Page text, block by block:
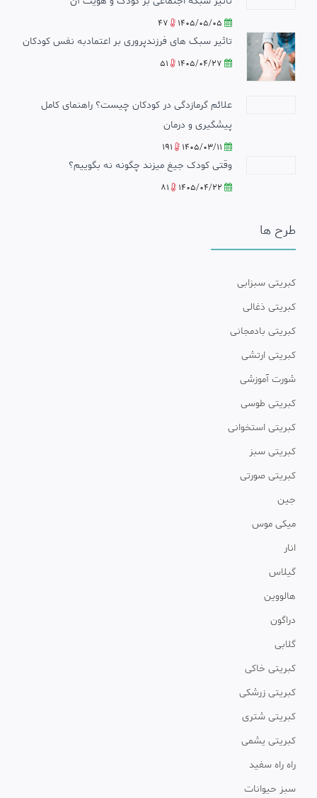
تاثیر سبک های فرزندپروری بر اعتمادبه نفس کودکان
علائم گرمازدگی در کودکان چیست؟ راهنمای کامل
پیشگیری و درمان
وقتی کودک جیغ میزند چگونه نه بگوییم؟
طرح ها
کبریتی سبزابی
کبریتی ذغالی
کبریتی بادمجانی
کبریتی ارتشی
شورت آموزشی
کبریتی طوسی
کبریتی استخوانی
کبریتی سبز
کبریتی صورتی
جین
میکی موس
انار
گیلاس
هالووین
دراگون
گلابی
کبریتی خاکی
کبریتی زرشکی
کبریتی شتری
کبریتی یشمی
راه راه سفید
سبز حیوانات